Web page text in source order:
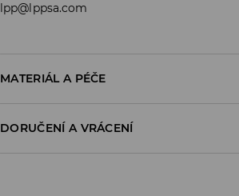
lpp@lppsa.com
MATERIÁL A PÉČE
PRVNÍ MATERIÁL: 100% POLYESTER
DORUČENÍ A VRÁCENÍ